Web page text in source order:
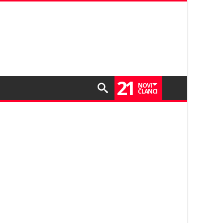
21 NOVI
ČLANCI